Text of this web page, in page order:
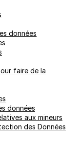
données
faire de la
données
aux mineurs
des Données